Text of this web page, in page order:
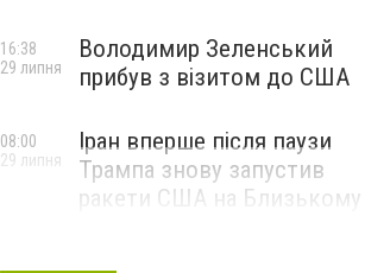
Володимир Зеленський
прибув з візитом до США
16:38
29 липня
Іран вперше після паузи
Трампа знову запустив
ракети США на Близькому
08:00
29 липня